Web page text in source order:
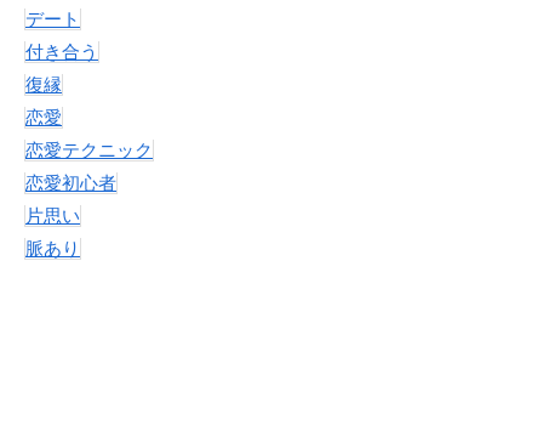
デート
付き合う
復縁
恋愛
恋愛テクニック
恋愛初心者
片思い
脈あり